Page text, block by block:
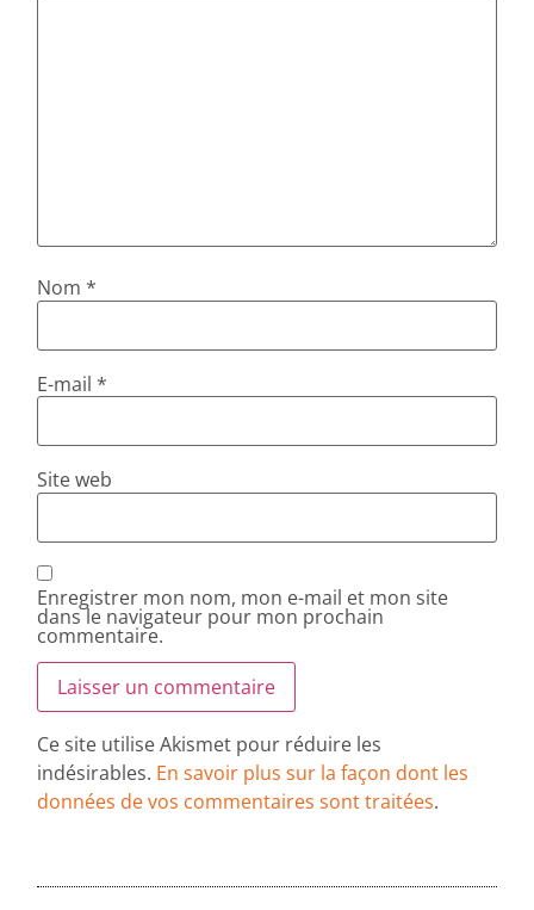
Nom*
E-mail*
Site web
Enregistrer mon nom, mon e-mail et mon site
dans le navigateur pour mon prochain
commentaire.
Ce site utilise Akismet pour réduire les
indésirables. En savoir plus sur la façon dont les
données de vos commentaires sont traitées.